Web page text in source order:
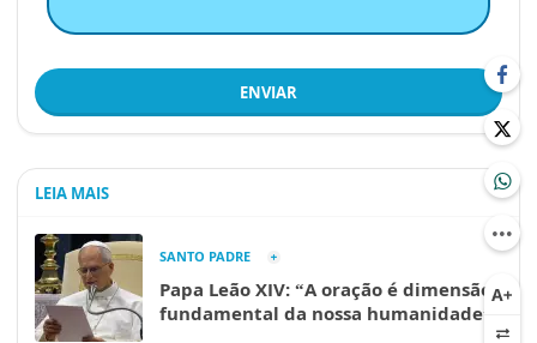
ENVIAR
LEIA MAIS
SANTO PADRE
Papa Leão XIV: “A oração é dimensão
fundamental da nossa humanidade”